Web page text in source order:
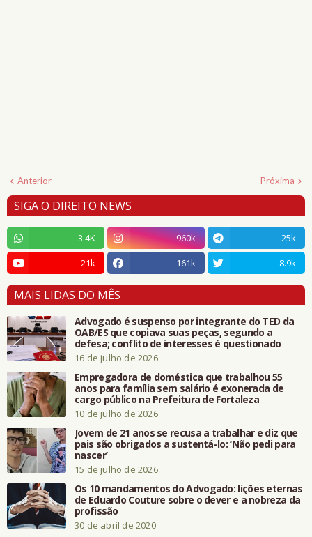
Anterior Próxima
SIGA O DIREITO NEWS
3.4K 960k
25k
21k
161k 8.9k
MAIS LIDAS DO MÊS
Advogado é suspenso por integrante do TED da
OAB/ES que copiava suas peças, segundo a
defesa; conflito de interesses é questionado
16 de julho de 2026
Empregadora de doméstica que trabalhou 55
anos para família sem salário é exonerada de
cargo público na Prefeitura de Fortaleza
10 de julho de 2026
Jovem de 21 anos se recusa a trabalhar e diz que
pais são obrigados a sustentá-lo: ‘Não pedi para
nascer’
15 de julho de 2026
Os 10 mandamentos do Advogado: lições eternas
de Eduardo Couture sobre o dever e a nobreza da
profissão
30 de abril de 2020